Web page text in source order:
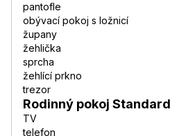
pantofle
obývací pokoj s ložnicí
župany
žehlička
sprcha
žehlící prkno
trezor
Rodinný pokoj Standard
TV
telefon